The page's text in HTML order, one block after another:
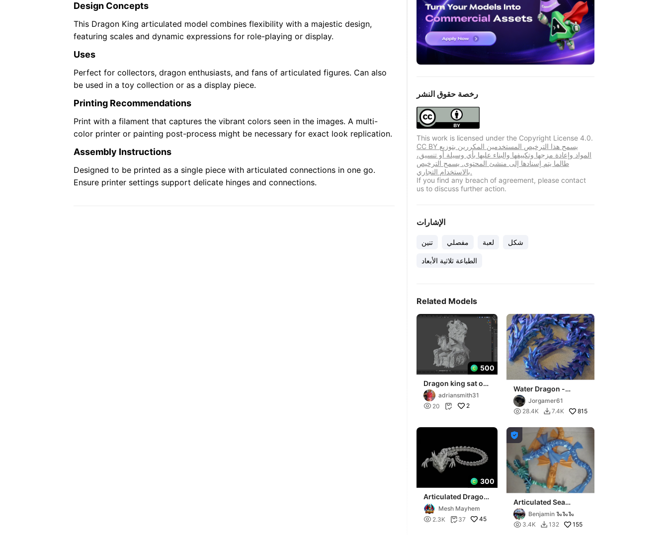
Design Concepts
This Dragon King articulated model combines flexibility with a majestic design,
featuring scales and dynamic expressions for role-playing or display.
Uses
Perfect for collectors, dragon enthusiasts, and fans of articulated figures. Can also
be used in a toy collection or as a display piece.
Printing Recommendations
Print with a filament that captures the vibrant colors seen in the images. A multi-
color printer or painting post-process might be necessary for exact look replication.
Assembly Instructions
Designed to be printed as a single piece with articulated connections in one go.
Ensure printer settings support delicate hinges and connections.
رخصة حقوق النشر
This work is licensed under the Copyright License 4.0.
CC BY يسمح هذا الترخيص المستخدمين المكررين بتوزيع
المواد وإعادة مزجها وتكييفها والبناء عليها بأي وسيلة أو تنسيق،
طالما يتم إسنادها إلى منشئ المحتوى. يسمح الترخيص
بالاستخدام التجاري.
If you find any breach of agreement, please contact
us to discuss further action.
الإشارات
تنين مفصلي لعبة شكل
الطباعة ثلاثية الأبعاد
Related Models
500
Dragon king sat on
a throne in his lair
adriansmith31
 20  2
Water Dragon -
Articulated Dragon
Jorgamer61
 28.4K  7.4K 815
300
Articulated Dragon
33
Mesh Mayhem
 2.3K  37 45

Articulated Sea
DragonBenjamin 🐍🐍🐍
 3.4K  132 155